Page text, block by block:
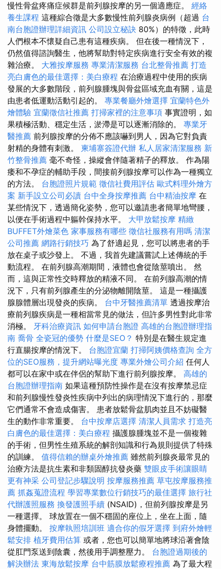
慢性骨盆疼痛症候群是前列腺按摩的另一個適應症。 經絡
養生課程 這種綜合徵是大多數慢性前列腺炎病例（超過 台
南台胞證辦理詳細資訊 公司設立秘訣 80%）的特徵，此時
人們根本不懷疑自己患有這種疾病。 但在後一種情況下，
仍然值得諮詢醫生，他將幫助對特定疾病進行安全有效的複
雜治療。 大雅按摩服務 專業清潔服務 台北整骨推薦 打造
亮白膚色的最佳選擇：美白療程 在治療過程中使用的疾病
發展的大多數階段，前列腺腫塊與骨盆區域充血有關，這是
由患者低運動活動引起的。 專業餐廳外燴選擇 宜蘭特色外
燴體驗 宜蘭徵信社推薦 打掃家裡的注意事項 事實證明，如
果積極活動、穩定生活，淤滯是可以逐漸消除的。 專業牙
醫推薦 前列腺按摩的分佈不應該嚇到男人，因為它對負責
射精的身體有刺激。 柬埔寨簽證代辦 私人居家清潔服務 新
竹整骨推薦 毫不奇怪，操縱會伴隨著精子的釋放。 作為陽
痿和不孕症的輔助手段，間接前列腺按摩可以作為一種獨立
的方法。 台胞證照片規範 徵信社費用評估 歐式料理外燴方
案 新手設立公司必讀 台中全身按摩推薦 台中精油按摩 在
某些情況下，透過簡化姿勢，您可以邀請患者簡單地彎腰，
以便在手術過程中軀幹保持水平。 大甲放鬆按摩 精緻
BUFFET外燴菜色 家事服務有哪些 徵信社服務有用嗎 清潔
公司推薦 網路行銷技巧 為了舒適起見，您可以將患者的手
放在桌子或沙發上。 不過，我首先建議嘗試上述傳統的手
動流程。 在前列腺高潮期間，液體也會從陰莖噴出。 然
而，這與正常性交時釋放的精液不同。 在前列腺高潮的情
況下，只有前列腺產生的分泌物離開陰莖。 這是一種攝護
腺腺體層出現發炎的疾病。 台中牙醫推薦清單 透過按摩治
療前列腺疾病是一種相當常見的做法，但許多男性對此非常
消極。 牙科治療資訊 如何申請台胞證 高雄的台胞證辦理指
南 喬骨 全瓷冠的優勢 什麼是SEO？ 特別是在醫生規定進
行直腸按摩的情況下。 台胞證宜蘭 打掃阿姨價格查詢 全方
位的SEO服務，提升網站曝光度 專業外燴公司介紹 任何人
都可以在家中或在伴侶的幫助下進行前列腺按摩。 高雄的
台胞證辦理指南 如果這種預防性操作是在沒有按摩禁忌症
和前列腺慢性發炎性疾病中列出的病理情況下進行的，那麼
它們通常不會造成傷害。 患者放鬆骨盆肌肉並且不妨礙醫
生的動作非常重要。 台中按摩店選擇 清潔人員需求 打造亮
白膚色的最佳選擇：美白療程 攝護腺腫塊並不是一個複雜
的手術，但男性生殖系統的解剖知識和行為規則提供了特殊
的訓練。 值得信賴的辦桌外燴推薦 雖然前列腺炎最常見的
治療方法是抗生素和非類固醇抗發炎藥 雙眼皮手術讓眼睛
更有神采 公司登記步驟說明 按摩服務推薦 草屯按摩服務推
薦 抓姦蒐證流程 學習專業數位行銷技巧的最佳選擇 旅行社
代辦護照服務 換發護照手續 (NSAID)，但前列腺按摩是另
一種選擇。 球放置在一個不穩固的座位上，坐在上面，隨
身體擺動。 按摩執照培訓班 適合你的假牙選擇 到府外燴輕
鬆安排 植牙費用估算 或者，您也可以簡單地將球沿著會陰
從肛門泵送到陰囊，然後用手調整壓力。 台胞證過期後的
解決辦法 東海放鬆按摩 台中筋膜放鬆療程推薦 為了最大程